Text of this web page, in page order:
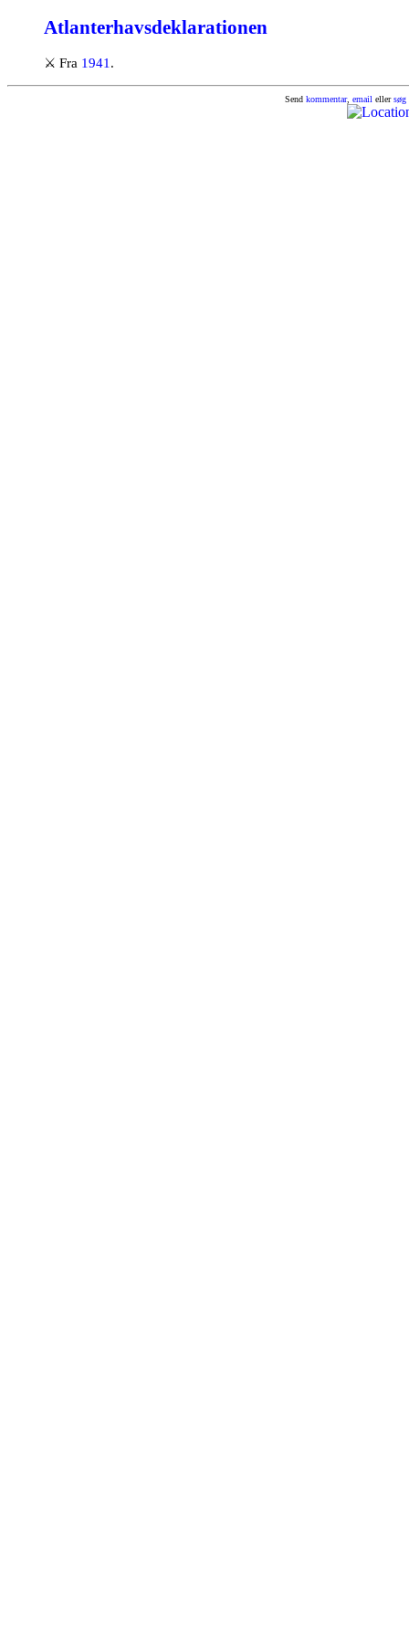
Atlanterhavsdeklarationen
⚔ Fra 1941.
Send kommentar, email ellersøg